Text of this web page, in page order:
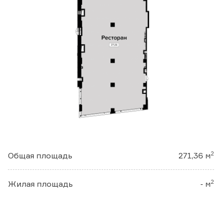
Общая площадь 271,36 м2
Жилая площадь - м2